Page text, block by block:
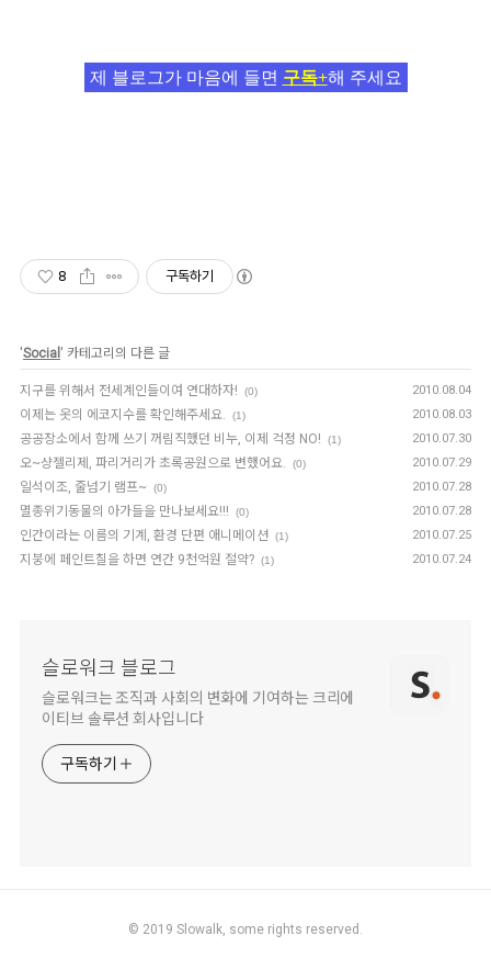
제 블로그가 마음에 들면 구독+해 주세요
8 구독하기
'Social ' 카테고리의 다른 글
지구를 위해서 전세계인들이여 연대하자! (0) 2010.08.04
이제는 옷의 에코지수를 확인해주세요. (1) 2010.08.03
공공장소에서 함께 쓰기 꺼림직했던 비누, 이제 걱정 NO! (1) 2010.07.30
오~샹젤리제, 파리거리가 초록공원으로 변했어요. (0) 2010.07.29
일석이조, 줄넘기 램프~ (0) 2010.07.28
멸종위기동물의 아가들을 만나보세요!!! (0) 2010.07.28
인간이라는 이름의 기계, 환경 단편 애니메이션 (1) 2010.07.25
지붕에 페인트칠을 하면 연간 9천억원 절약? (1) 2010.07.24
슬로워크 블로그
슬로워크는 조직과 사회의 변화에 기여하는 크리에
이티브 솔루션 회사입니다
구독하기
© 2019 Slowalk, some rights reserved.